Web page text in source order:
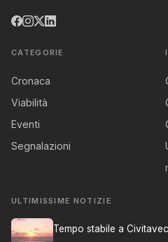
CATEGORIE
Cronaca
Viabilità
Eventi
Segnalazioni
ULTIMISSIME NOTIZIE
Tempo stabile a